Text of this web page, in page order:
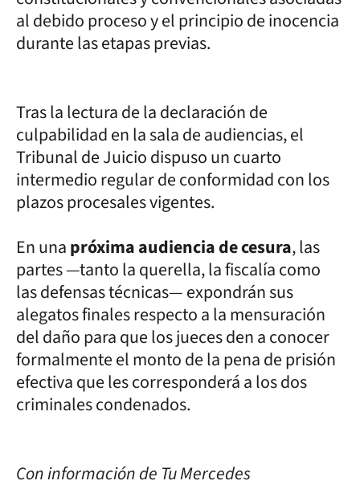
al debido proceso y el principio de inocencia
durante las etapas previas.
Tras la lectura de la declaración de
culpabilidad en la sala de audiencias, el
Tribunal de Juicio dispuso un cuarto
intermedio regular de conformidad con los
plazos procesales vigentes.
En unapróxima audiencia de cesura, las
partes —tanto la querella, la fiscalía como
las defensas técnicas— expondrán sus
alegatos finales respecto a la mensuración
del daño para que los jueces den a conocer
formalmente el monto de la pena de prisión
efectiva que les corresponderá a los dos
criminales condenados.
Con información de Tu Mercedes